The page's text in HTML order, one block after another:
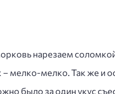
нарезаем
мелко-мелко. Так же и
было за один укус